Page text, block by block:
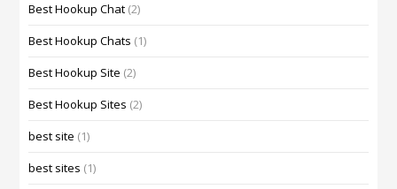
Best Hookup Chat (2)
Best Hookup Chats (1)
Best Hookup Site (2)
Best Hookup Sites (2)
best site (1)
best sites (1)